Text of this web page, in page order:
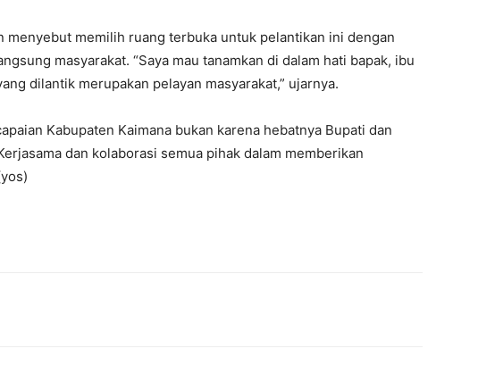
menyebut memilih ruang terbuka untuk pelantikan ini dengan
masyarakat. “Saya mau tanamkan di dalam hati bapak, ibu
dilantik merupakan pelayan masyarakat,” ujarnya.
Kabupaten Kaimana bukan karena hebatnya Bupati dan
dan kolaborasi semua pihak dalam memberikan